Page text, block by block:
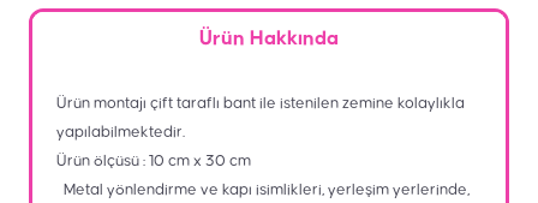
Ürün Hakkında
Ürün montajı çift taraflı bant ile istenilen zemine kolaylıkla
yapılabilmektedir.
Ürün ölçüsü : 10 cm x 30 cm
Metal yönlendirme ve kapı isimlikleri, yerleşim yerlerinde,